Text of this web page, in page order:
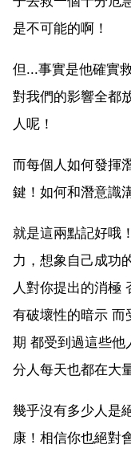
是不可能的啊！
但...事實是他確實
對我們的影響全都
人呢！
而每個人如何發揮
鍵！如何和潛意識
就是這兩點記好哦
力，想象自己成功
人對你提出的消極
有破壞性的暗示 而
期 都受到過這些他
分人每天也都在大
幾乎沒有多少人是
康！相信你也絕對